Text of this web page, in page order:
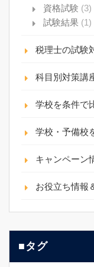
資格試験 (3)
試験結果 (1)
税理士の試験
科目別対策講
学校を条件で
学校・予備校
キャンペーン
お役立ち情報
■タグ